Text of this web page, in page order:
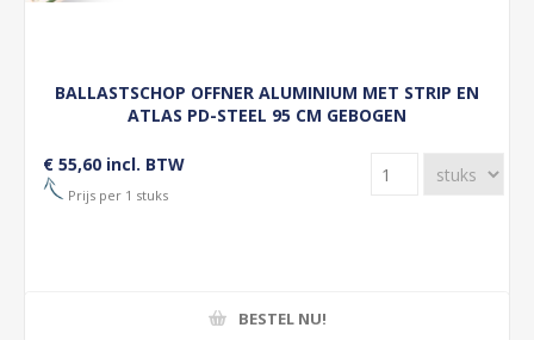
BALLASTSCHOP OFFNER ALUMINIUM MET STRIP EN
ATLAS PD-STEEL 95 CM GEBOGEN
€ 55,60 incl. BTW
Prijs per 1 stuks
BESTEL NU!